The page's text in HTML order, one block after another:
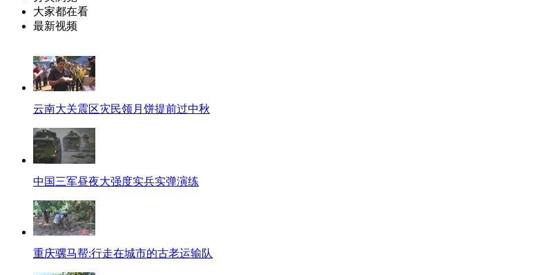
大家都在看
最新视频
云南大关震区灾民领月饼提前过中秋
中国三军昼夜大强度实兵实弹演练
重庆骡马帮:行走在城市的古老运输队